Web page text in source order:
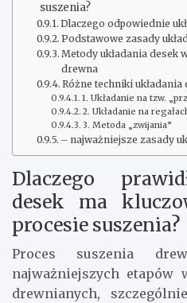
suszenia?
Dlaczego odpowiednie
Podstawowe zasady
Metody układania desek
drewna
Różne techniki układania
1. Układanie na tzw.
2. Układanie na
3. Metoda „zwijania”
– najważniejsze zasady
Dlaczego
desek ma
procesie suszenia?
Proces suszenia
najważniejszych etapów
drewnianych,